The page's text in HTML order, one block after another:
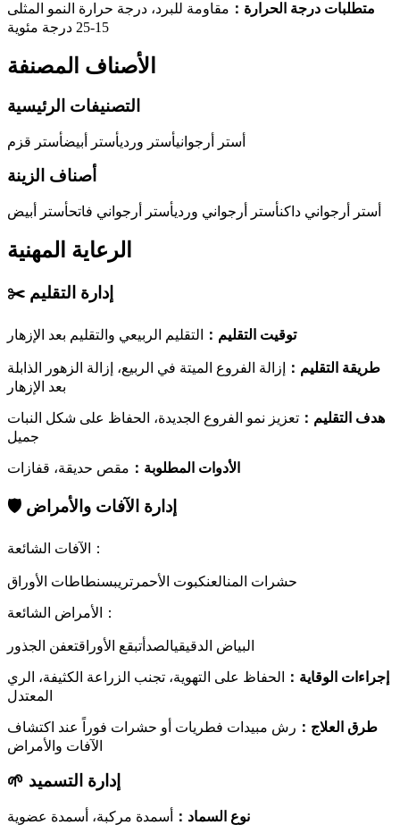
متطلبات درجة الحرارة ： مقاومة للبرد، درجة حرارة النمو المثلى
15-25 درجة مئوية
الأصناف المصنفة
التصنيفات الرئيسية
أستر أرجوانيأستر ورديأستر أبيضأستر قزم
أصناف الزينة
أستر أرجواني داكنأستر أرجواني ورديأستر أرجواني فاتحأستر أبيض
الرعاية المهنية
✂️ إدارة التقليم
توقيت التقليم ： التقليم الربيعي والتقليم بعد الإزهار
طريقة التقليم ：
إزالة الفروع الميتة في الربيع، إزالة الزهور الذابلة
بعد الإزهار
هدف التقليم ： تعزيز نمو الفروع الجديدة، الحفاظ على شكل النبات
جميل
الأدوات المطلوبة ： مقص حديقة، قفازات
🛡️ إدارة الآفات والأمراض
الآفات الشائعة ：
حشرات المنالعنكبوت الأحمر تريبسنطاطات الأوراق
الأمراض الشائعة ：
البياض الدقيقيالصدأ تبقع الأوراقتعفن الجذور
إجراءات الوقاية ：
الحفاظ على التهوية، تجنب الزراعة الكثيفة، الري
المعتدل
طرق العلاج ： رش مبيدات فطريات أو حشرات فوراً عند اكتشاف
الآفات والأمراض
🌱 إدارة التسميد
نوع السماد ： أسمدة مركبة، أسمدة عضوية